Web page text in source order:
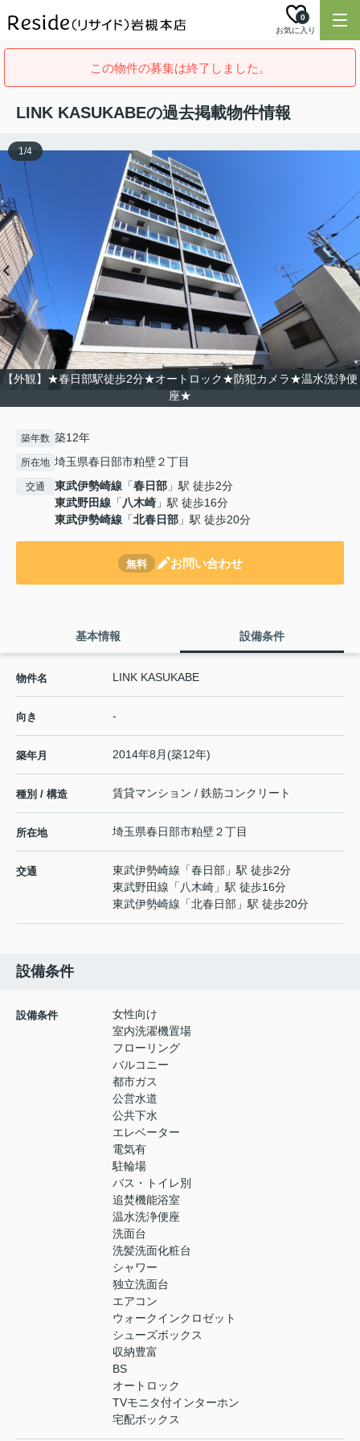
お気に入り
0
この物件の募集は終了しました。
LINK KASUKABEの過去掲載物件情報
【外観】★春日部駅徒歩2分★オートロック★防犯カメラ★温水洗浄便
座★
1/4
築年数 築12年
所在地 埼玉県春日部市粕壁２丁目
交通 東武伊勢崎線 「春日部 」駅 徒歩2分
東武野田線 「八木崎 」駅 徒歩16分
東武伊勢崎線 「北春日部 」駅 徒歩20分
無料 お問い合わせ
基本情報 設備条件
物件名 LINK KASUKABE
向き -
築年月 2014年8月(築12年)
種別 / 構造 賃貸マンション / 鉄筋コンクリート
所在地 埼玉県春日部市粕壁２丁目
交通 東武伊勢崎線 「春日部 」駅 徒歩2分
東武野田線 「 八木崎 」駅 徒歩16分
東武伊勢崎線 「北春日部 」駅 徒歩20分
設備条件
設備条件
女性向け
室内洗濯機置場
フローリング
バルコニー
都市ガス
公営水道
公共下水
エレベーター
電気有
駐輪場
バス・トイレ別
追焚機能浴室
温水洗浄便座
洗面台
洗髪洗面化粧台
シャワー
独立洗面台
エアコン
ウォークインクロゼット
シューズボックス
収納豊富
BS
オートロック
TVモニタ付インターホン
宅配ボックス